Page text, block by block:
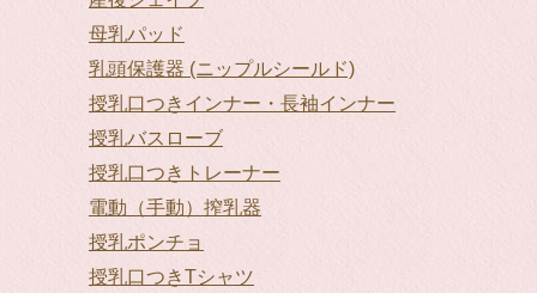
母乳パッド
乳頭保護器 (ニップルシールド)
授乳口つきインナー・長袖インナー
授乳バスローブ
授乳口つきトレーナー
電動（手動）搾乳器
授乳ポンチョ
授乳口つきTシャツ